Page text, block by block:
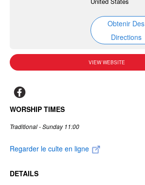
Obtenir Des
Directions
VIEW WEBSITE
WORSHIP TIMES
Traditional - Sunday 11:00
Regarder le culte en ligne
DETAILS